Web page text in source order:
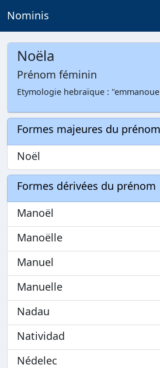
Nominis
Noëla
Prénom féminin
Etymologie hebraïque :
Formes majeures du prénom
Noël
Formes dérivées du prénom
Manoël
Manoëlle
Manuel
Manuelle
Nadau
Natividad
Nédelec